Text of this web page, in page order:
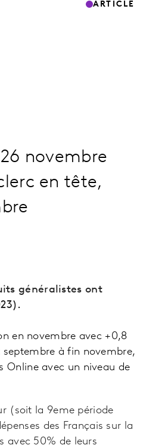
ARTICLE
novembre
en tête,
généralistes ont
en novembre avec +0,8
à fin novembre,
Online avec un niveau de
(soit la 9eme période
des Français sur la
avec 50% de leurs